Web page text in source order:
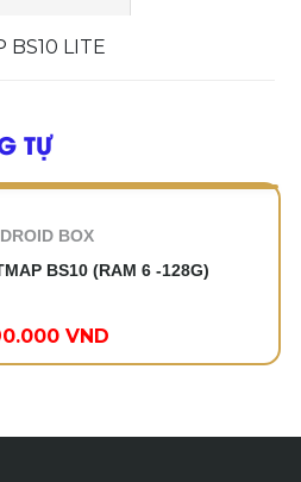
BS10 LITE
TỰ
BOX
BS10 (RAM 6 -128G)
VND